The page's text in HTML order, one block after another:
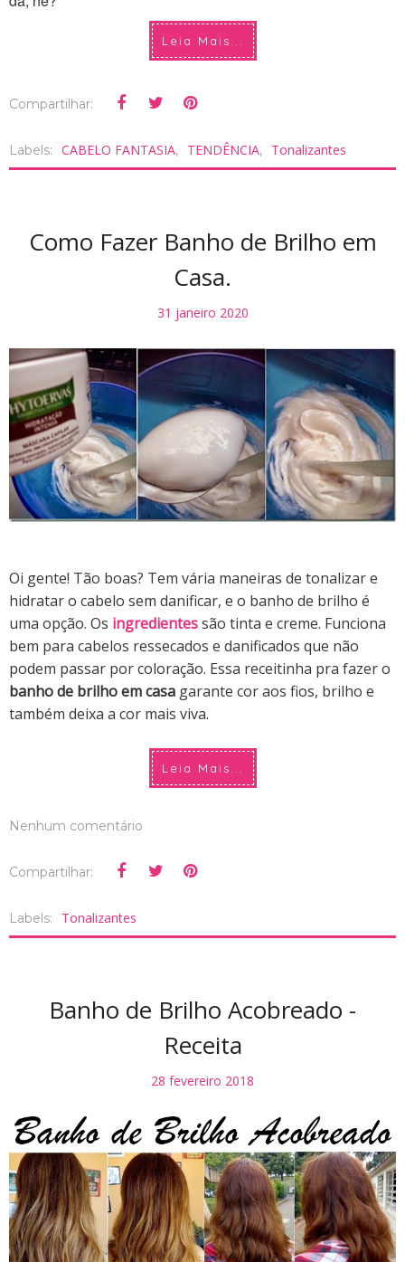
Leia Mais...
Compartilhar:
Labels: CABELO FANTASIA, TENDÊNCIA, Tonalizantes
Como Fazer Banho de Brilho em
Casa.
31 janeiro 2020
Oi gente! Tão boas? Tem vária maneiras de tonalizar e
hidratar o cabelo sem danificar, e o banho de brilho é
uma opção. Os ingredientessão tinta e creme. Funciona
bem para cabelos ressecados e danificados que não
podem passar por coloração. Essa receitinha pra fazer o
banho de brilho em casa garante cor aos fios, brilho e
também deixa a cor mais viva.
Leia Mais...
Nenhum comentário
Compartilhar:
Labels: Tonalizantes
Banho de Brilho Acobreado -
Receita
28 fevereiro 2018